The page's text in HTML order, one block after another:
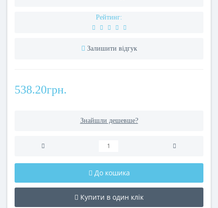
Рейтинг:
Залишити відгук
538.20грн.
Знайшли дешевше?
До кошика
Купити в один клік